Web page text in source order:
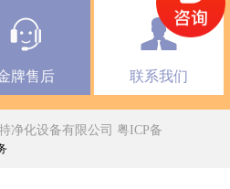
牌售后 联系我们
净化设备有限公司 粤ICP备